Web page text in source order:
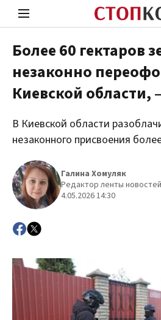
Стоп Политической Коррупции
Политика
Более 60 гектаров
незаконно
Киевской области,
В Киевской области
незаконного присвоения
Галина Хомуляк
Редактор ленты новостей
4.05.2026 14:30